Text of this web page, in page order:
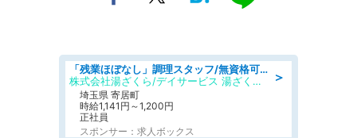
＞
「残業ほぼなし」調理スタッフ/無資格可/正職員/日勤のみ/デイサービス/社会保障完備
株式会社湯ざくら/デイサービス 湯ざくらケアリゾート
埼玉県 寄居町
時給1,141円～1,200円
正社員
スポンサー：求人ボックス